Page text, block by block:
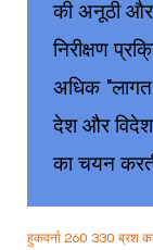
की अनूठी
निरीक्षण
अधिक "लागत
देश और विदेश
का चयन
हुकवर्ना 260 330 ब्रश